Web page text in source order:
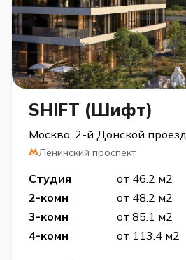
SHIFT (Шифт)
Москва, 2-й Донской проезд
Ленинский проспект
Студия от 46.2 м2
2-комн
от 48.2 м2
3-комн
от 85.1 м2
4-комн
от 113.4 м2